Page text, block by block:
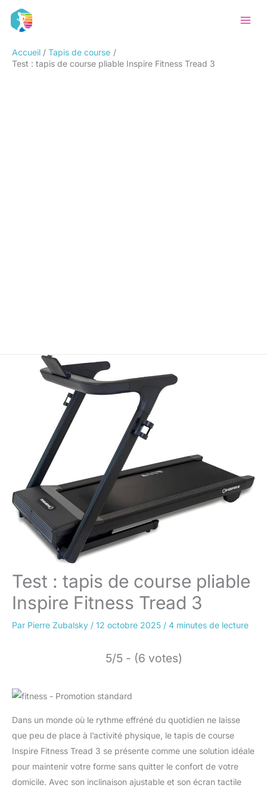
Accueil
Tapis de course
Test : tapis de course pliable Inspire Fitness Tread 3
Test : tapis de course pliable
Inspire Fitness Tread 3
Par Pierre Zubalsky / 12 octobre 2025 / 4 minutes de lecture
5/5 - (6 votes)
Dans un monde où le rythme effréné du quotidien ne laisse
que peu de place à l’activité physique, le tapis de course
Inspire Fitness Tread 3 se présente comme une solution idéale
pour maintenir votre forme sans quitter le confort de votre
domicile. Avec son inclinaison ajustable et son écran tactile
Rechercher